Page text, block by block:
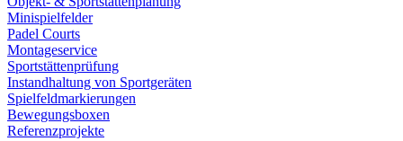
Minispielfelder
Padel Courts
Montageservice
Sportstättenprüfung
Instandhaltung von Sportgeräten
Spielfeldmarkierungen
Bewegungsboxen
Referenzprojekte